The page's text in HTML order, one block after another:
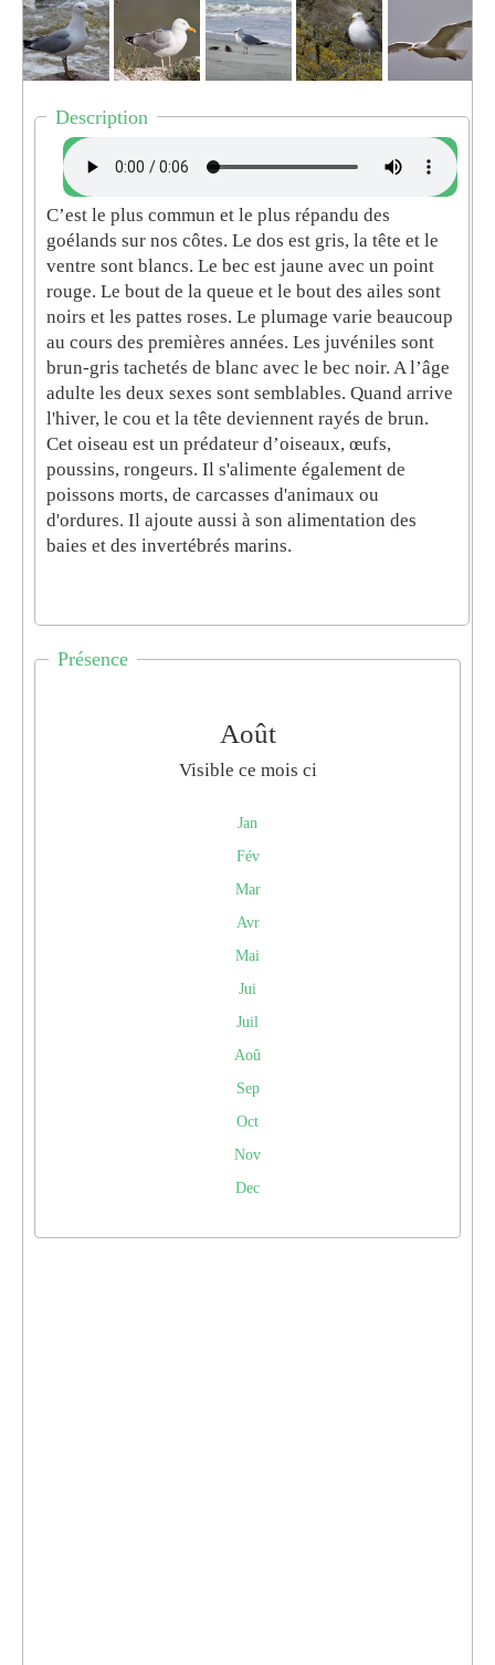
Description
C’est le plus commun et le plus répandu des
goélands sur nos côtes. Le dos est gris, la tête et le
ventre sont blancs. Le bec est jaune avec un point
rouge. Le bout de la queue et le bout des ailes sont
noirs et les pattes roses. Le plumage varie beaucoup
au cours des premières années. Les juvéniles sont
brun-gris tachetés de blanc avec le bec noir. A l’âge
adulte les deux sexes sont semblables. Quand arrive
l'hiver, le cou et la tête deviennent rayés de brun.
Cet oiseau est un prédateur d’oiseaux, œufs,
poussins, rongeurs. Il s'alimente également de
poissons morts, de carcasses d'animaux ou
d'ordures. Il ajoute aussi à son alimentation des
baies et des invertébrés marins.
Présence
Août
Visible ce mois ci
Jan
Fév
Mar
Avr
Mai
Jui
Juil
Aoû
Sep
Oct
Nov
Dec